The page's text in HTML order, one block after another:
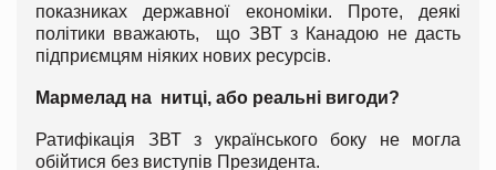
показниках державної економіки. Проте, деякі
політики вважають, що ЗВТ з Канадою не дасть
підприємцям ніяких нових ресурсів.
Мармелад на нитці, або реальні вигоди?
Ратифікація ЗВТ з українського боку не могла
обійтися без виступів Президента.